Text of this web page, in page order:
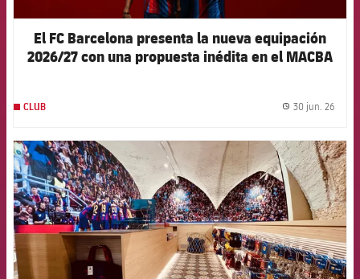
El FC Barcelona presenta la nueva equipación
2026/27 con una propuesta inédita en el MACBA
CLUB 30 jun. 26
FCB Barcelona badge